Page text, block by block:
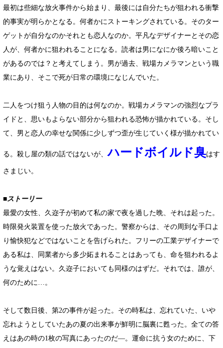
最初は些細な放火事件から始まり、最後には自分たちが狙われる衝撃
的事実が明らかとなる。何者かにストーキングされている。そのター
ゲットが自分なのかそれとも恋人なのか。平凡なデザイナーとその恋
人が、何者かに狙われることになる。読者は男になにか後ろ暗いこと
があるのでは？と考えてしまう。男が過去、戦場カメラマンという職
業にあり、そこで死が日常の環境になじんでいた。
二人をつけ狙う人物の目的は何なのか。戦場カメラマンの強烈なプラ
イドと、思いもよらない部分から狙われる恐怖が描かれている。そし
て、男と恋人の幸せな関係に少しずつ歪が生じていく様が描かれてい
る。殺し屋の類の話ではないが、ハードボイルド臭はす
さまじい。
■ストーリー
最愛の女性、久迩子が初めて私の家で夜を過した晩、それは起った。
時限発火装置を使った放火であった。警察からは、その周到な手口よ
り愉快犯などではないことを告げられた。フリーの工業デザイナーで
ある私は、同業者から多少妬まれることはあっても、命を狙われるよ
うな覚えはない。久迩子においても同様のはずだ。それでは、誰が、
何のために…。
そして数日後、第2の事件が起った。その時私は、忘れていた、いや
忘れようとしていたあの夏の出来事が鮮明に脳裏に甦った。全ての答
えはあの時の1枚の写真にあったのだ―。運命に抗う女のために、下